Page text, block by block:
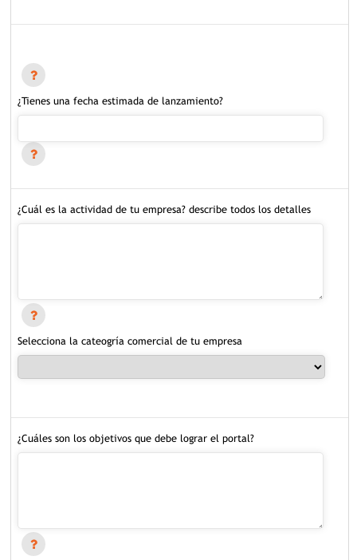
¿Tienes una fecha estimada de lanzamiento?
¿Cuál es la actividad de tu empresa? describe todos los detalles
Selecciona la cateogría comercial de tu empresa
¿Cuáles son los objetivos que debe lograr el portal?